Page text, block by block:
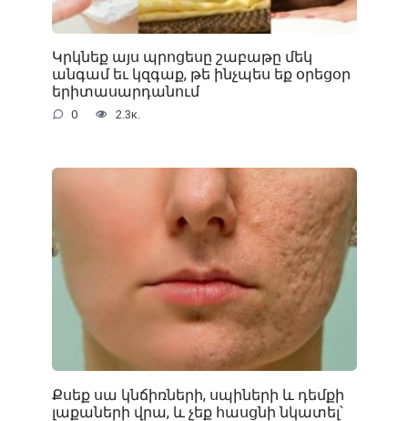
Կրկնեք այս պրոցեսը շաբաթը մեկ
անգամ եւ կզգաք, թե ինչպես եք օրեցօր
երիտասարդանում
0 2.3к.
Քսեք սա կնճիռների, սպիների և դեմքի
լաքաների վրա, և չեք հասցնի նկատել՝